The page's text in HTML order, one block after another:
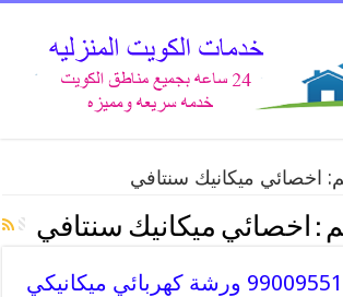
اخصائي ميكانيك سنتافي
: اخصائي ميكانيك سنتافي
كراج سنتافي 99009551 ورشة كهربائي ميكانيكي